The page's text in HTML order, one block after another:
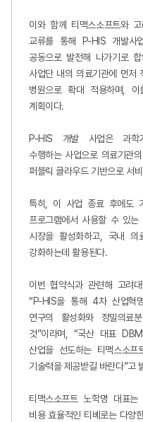
이와 함께 티맥스소프트와
교류를 통해 P-HIS 개발사
공동으로 발전해 나가기로
사업단 내의 의료기관에 먼저
병원으로 확대 적용하며,
계획이다.
P-HIS 개발 사업은 과학
수행하는 사업으로 의료기관
퍼블릭 클라우드 기반으로 서
특히, 이 사업 종료 후에도
프로그램에서 사용할 수 있
시장을 활성화하고, 국내 의
강화하는데 활용된다.
이번 협약식과 관련해 고려
“P-HIS을 통해 4차 산업혁
연구의 활성화와 정밀의료
것”이라며, “국산 대표
산업을 선도하는 티맥스소
기술력을 제공받길 바란다”고
티맥스소프트 노학명 대표
비용 효율적인 티베로는 다양